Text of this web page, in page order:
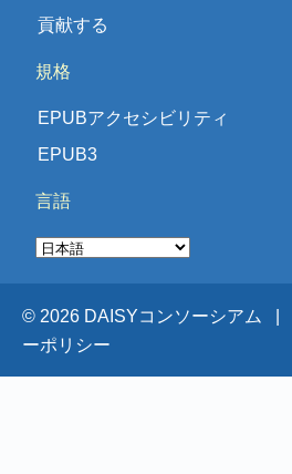
貢献する
規格
EPUBアクセシビリティ
EPUB3
言語
© 2026 DAISYコンソーシアム |
ーポリシー